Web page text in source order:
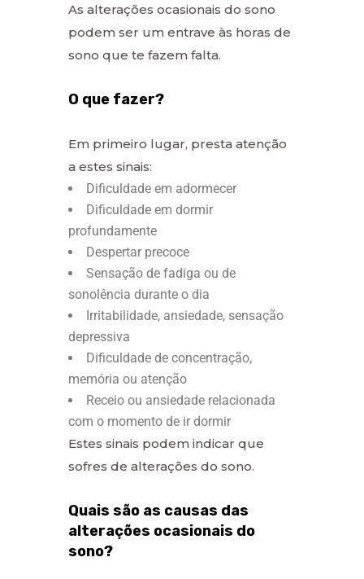
As alterações ocasionais do sono
podem ser um entrave às horas de
sono que te fazem falta.
O que fazer?
Em primeiro lugar, presta atenção
a estes sinais:
Dificuldade em adormecer
Dificuldade em dormir
profundamente
Despertar precoce
Sensação de fadiga ou de
sonolência durante o dia
Irritabilidade, ansiedade, sensação
depressiva
Dificuldade de concentração,
memória ou atenção
Receio ou ansiedade relacionada
com o momento de ir dormir
Estes sinais podem indicar que
sofres de alterações do sono.
Quais são as causas das
alterações ocasionais do
sono?